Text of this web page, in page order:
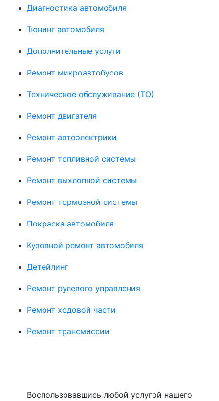
Диагностика автомобиля
Тюнинг автомобиля
Дополнительные услуги
Ремонт микроавтобусов
Техническое обслуживание (ТО)
Ремонт двигателя
Ремонт автоэлектрики
Ремонт топливной системы
Ремонт выхлопной системы
Ремонт тормозной системы
Покраска автомобиля
Кузовной ремонт автомобиля
Детейлинг
Ремонт рулевого управления
Ремонт ходовой части
Ремонт трансмиссии
Воспользовавшись любой услугой нашего